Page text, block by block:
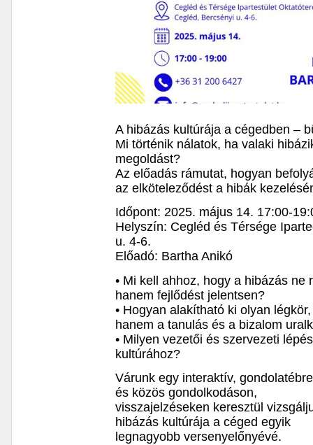
A hibázás kultúrája a cégedben –
Mi történik nálatok, ha valaki
megoldást?
Az előadás rámutat, hogyan
az elköteleződést a hibák
Időpont: 2025. május 14. 17:00-
Helyszín: Cegléd és Térsége
u. 4-6.
Előadó: Bartha Anikó
• Mi kell ahhoz, hogy a hibázás ne
hanem fejlődést jelentsen?
• Hogyan alakítható ki olyan
hanem a tanulás és a bizalom
• Milyen vezetői és szervezeti
kultúrához?
Várunk egy interaktív,
és közös gondolkodáson,
visszajelzéseken keresztül
hibázás kultúrája a céged egyik
legnagyobb versenyelőnyévé.